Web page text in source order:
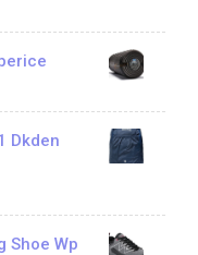
Dkden
Shoe Wp